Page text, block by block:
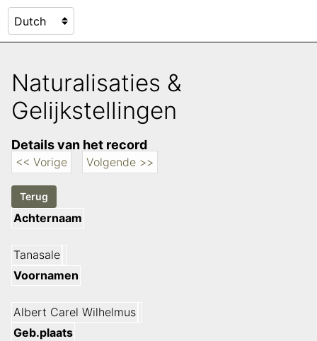
Naturalisaties &
Gelijkstellingen
Details van het record
<< Vorige Volgende >>
Achternaam
Tanasale
Voornamen
Albert Carel Wilhelmus
Geb.plaats